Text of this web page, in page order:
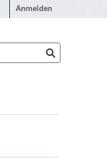
Anmelden